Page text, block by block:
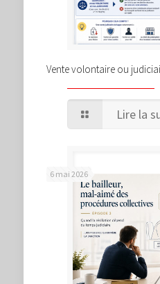
Vente volontaire ou
Lire la
6 mai 2026